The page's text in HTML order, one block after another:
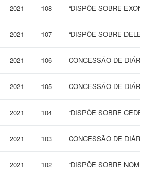
2021 108 “DISPÕE SOBRE
2021 107 “DISPÕE SOBRE
2021 106 CONCESSÃO DE
2021 105 CONCESSÃO DE
2021 104 “DISPÕE SOBRE
2021 103 CONCESSÃO DE
2021 102 “DISPÕE SOBRE